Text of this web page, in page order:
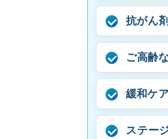
抗がん
ご高齢
緩和ケ
ステー